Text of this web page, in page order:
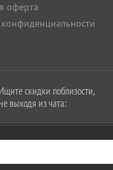
оферта
Ищите скидки поблизости,
не выходя из чата: